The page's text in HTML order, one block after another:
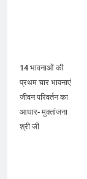
14 भावनाओं की
प्रथम चार भावनाएं
जीवन परिवर्तन का
आधार- मुक्तांजना
श्री जी